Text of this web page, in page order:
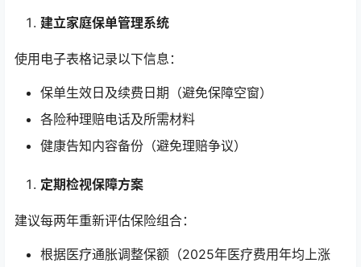
建立家庭保单管理系统
使用电子表格记录以下信息：
保单生效日及续费日期（避免保障空窗）
各险种理赔电话及所需材料
健康告知内容备份（避免理赔争议）
定期检视保障方案
建议每两年重新评估保险组合：
根据医疗通胀调整保额（2025年医疗费用年均上涨